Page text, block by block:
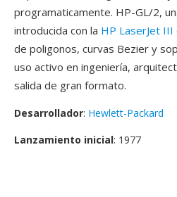
programaticamente. HP-GL/2,
introducida con la HP LaserJet III
de poligonos, curvas Bezier y
uso activo en ingeniería,
salida de gran formato.
Desarrollador: Hewlett-Packard
Lanzamiento inicial: 1977